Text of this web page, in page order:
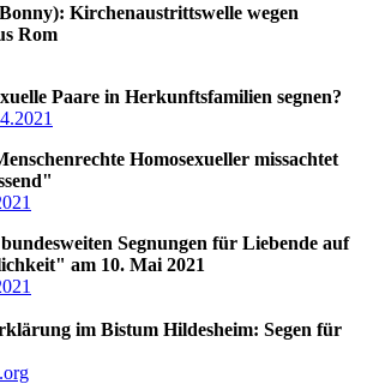
Kirchenaustrittswelle wegen
Rom
Paare in Herkunftsfamilien segnen?
Homosexueller missachtet
Segnungen für Liebende auf
am 10. Mai 2021
im Bistum Hildesheim: Segen für